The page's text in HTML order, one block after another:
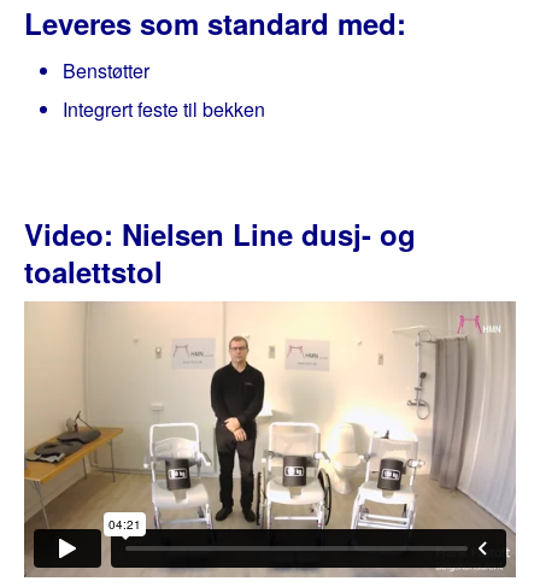
Leveres som standard med:
Benstøtter
Integrert feste til bekken
Video: Nielsen Line dusj- og
toalettstol